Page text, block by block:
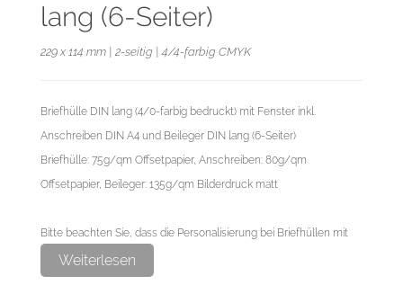
lang (6-Seiter)
229 x 114 mm | 2-seitig | 4/4-farbig CMYK
Briefhülle DIN lang (4/0-farbig bedruckt) mit Fenster inkl.
Anschreiben DIN A4 und Beileger DIN lang (6-Seiter)
Briefhülle: 75g/qm Offsetpapier, Anschreiben: 80g/qm
Offsetpapier, Beileger: 135g/qm Bilderdruck matt
Bitte beachten Sie, dass die Personalisierung bei Briefhüllen mit
Fenster auf dem Anschreiben erfolgt. Bei Briefhüllen ohne
Weiterlesen